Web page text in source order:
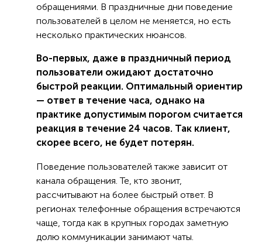
обращениями. В праздничные дни поведение
пользователей в целом не меняется, но есть
несколько практических нюансов.
Во-первых, даже в праздничный период
пользователи ожидают достаточно
быстрой реакции. Оптимальный ориентир
— ответ в течение часа, однако на
практике допустимым порогом считается
реакция в течение 24 часов. Так клиент,
скорее всего, не будет потерян.
Поведение пользователей также зависит от
канала обращения. Те, кто звонит,
рассчитывают на более быстрый ответ. В
регионах телефонные обращения встречаются
чаще, тогда как в крупных городах заметную
долю коммуникации занимают чаты.